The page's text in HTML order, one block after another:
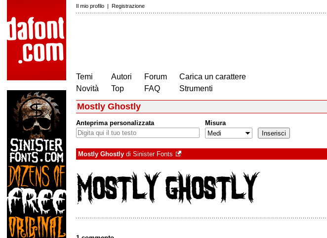
Il mio profilo | Registrazione
Temi
Novità
Autori
Top
Forum
FAQ
Carica un carattere
Strumenti
Mostly Ghostly
Anteprima personalizzata Misura
Mostly Ghostly di Sinister Fonts